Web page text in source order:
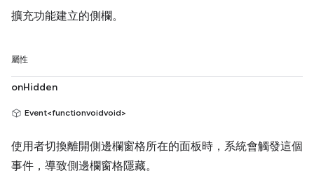
擴充功能建立的側欄。
屬性
onHidden
Event<functionvoidvoid>
使用者切換離開側邊欄窗格所在的面板時，系統會觸發這個
事件，導致側邊欄窗格隱藏。